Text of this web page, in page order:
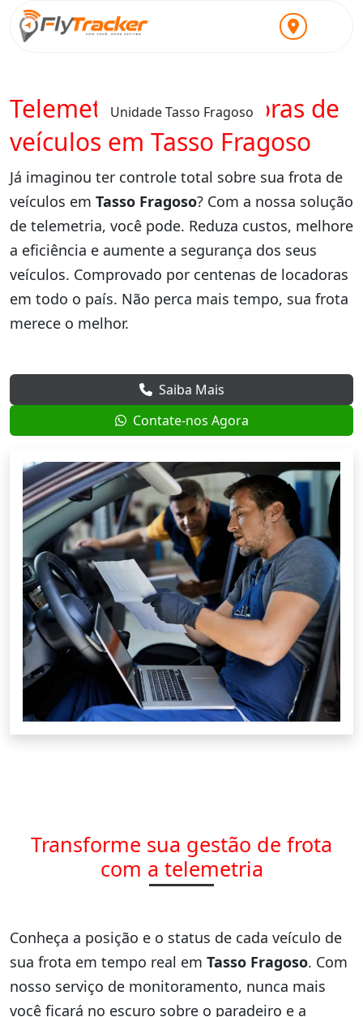
Unidade Tasso Fragoso
Telemetria para locadoras de
veículos em Tasso Fragoso
Já imaginou ter controle total sobre sua frota de
veículos em Tasso Fragoso? Com a nossa solução
de telemetria, você pode. Reduza custos, melhore
a eficiência e aumente a segurança dos seus
veículos. Comprovado por centenas de locadoras
em todo o país. Não perca mais tempo, sua frota
merece o melhor.
Saiba Mais
Contate-nos Agora
Transforme sua gestão de frota
com a telemetria
Conheça a posição e o status de cada veículo de
sua frota em tempo real em Tasso Fragoso. Com
nosso serviço de monitoramento, nunca mais
você ficará no escuro sobre o paradeiro e a